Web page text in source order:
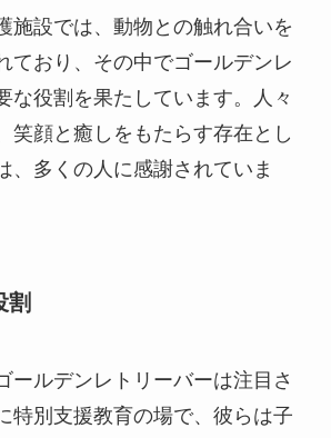
施設では、動物との触れ合いを
ており、その中でゴールデンレ
な役割を果たしています。人々
笑顔と癒しをもたらす存在とし
、多くの人に感謝されていま
割
ールデンレトリーバーは注目さ
特別支援教育の場で、彼らは子